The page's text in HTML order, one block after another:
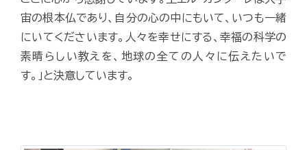
宙の根本仏であり、自分の心の中にもいて、いつも一緒
にいてくださいます。人々を幸せにする、幸福の科学の
素晴らしい教えを、地球の全ての人々に伝えたいで
す。」と決意しています。